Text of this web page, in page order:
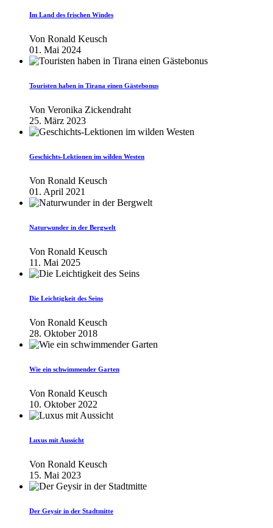
Im Land des frischen Windes
Von Ronald Keusch
01. Mai 2024
Touristen haben in Tirana einen Gästebonus
Von Veronika Zickendraht
25. März 2023
Geschichts-Lektionen im wilden Westen
Von Ronald Keusch
01. April 2021
Naturwunder in der Bergwelt
Von Ronald Keusch
11. Mai 2025
Die Leichtigkeit des Seins
Von Ronald Keusch
28. Oktober 2018
Wie ein schwimmender Garten
Von Ronald Keusch
10. Oktober 2022
Luxus mit Aussicht
Von Ronald Keusch
15. Mai 2023
Der Geysir in der Stadtmitte